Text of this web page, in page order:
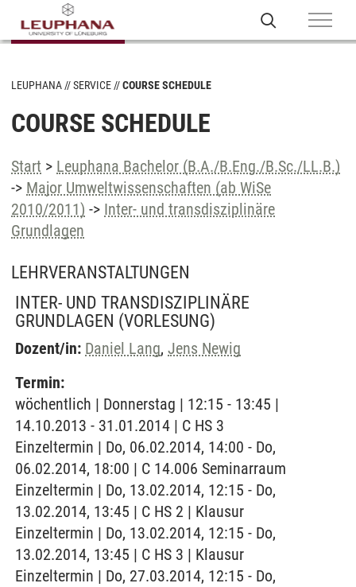
LEUPHANA SERVICE COURSE SCHEDULE
COURSE SCHEDULE
Start > Leuphana Bachelor (B.A./B.Eng./B.Sc./LL.B.)
-> Major Umweltwissenschaften (ab WiSe
2010/2011) -> Inter- und transdisziplinäre
Grundlagen
LEHRVERANSTALTUNGEN
INTER- UND TRANSDISZIPLINÄRE
GRUNDLAGEN (VORLESUNG)
Dozent/in: Daniel Lang, Jens Newig
Termin:
wöchentlich | Donnerstag | 12:15 - 13:45 |
14.10.2013 - 31.01.2014 | C HS 3
Einzeltermin | Do, 06.02.2014, 14:00 - Do,
06.02.2014, 18:00 | C 14.006 Seminarraum
Einzeltermin | Do, 13.02.2014, 12:15 - Do,
13.02.2014, 13:45 | C HS 2 | Klausur
Einzeltermin | Do, 13.02.2014, 12:15 - Do,
13.02.2014, 13:45 | C HS 3 | Klausur
Einzeltermin | Do, 27.03.2014, 12:15 - Do,